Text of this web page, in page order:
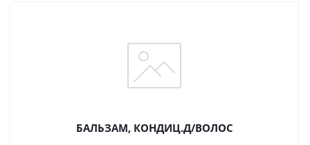
БАЛЬЗАМ, КОНДИЦ.Д/ВОЛОС